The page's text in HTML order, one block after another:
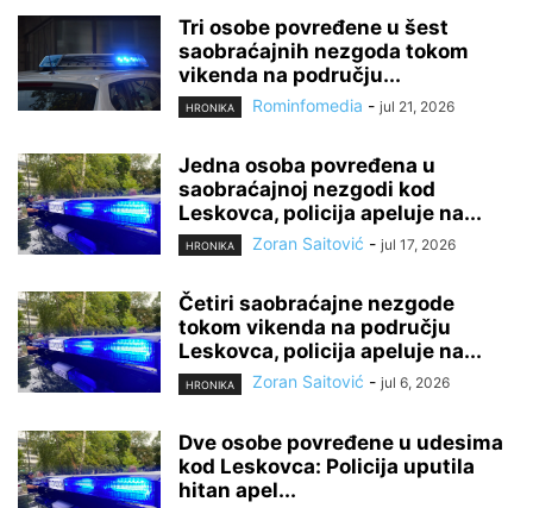
Tri osobe povređene u šest
saobraćajnih nezgoda tokom
vikenda na području...
HRONIKA Rominfomedia - jul 21, 2026
Jedna osoba povređena u
saobraćajnoj nezgodi kod
Leskovca, policija apeluje na...
HRONIKA Zoran Saitović - jul 17, 2026
Četiri saobraćajne nezgode
tokom vikenda na području
Leskovca, policija apeluje na...
HRONIKA Zoran Saitović - jul 6, 2026
Dve osobe povređene u udesima
kod Leskovca: Policija uputila
hitan apel...